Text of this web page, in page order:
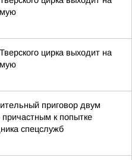
цирка выходит на
приговор двум
к попытке
спецслужб